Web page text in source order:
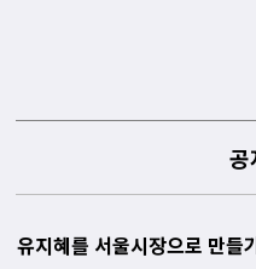
공
유지혜를 서울시장으로 만들